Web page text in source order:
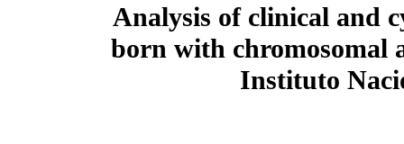
Analysis of clinical and
born with chromosomal
Instituto